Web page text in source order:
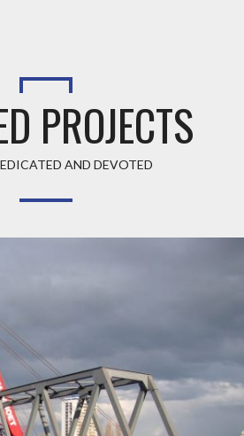
PROJECTS
AND DEVOTED